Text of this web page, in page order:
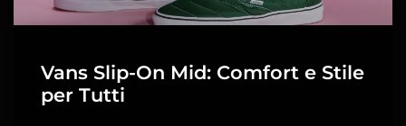
Vans Slip-On Mid: Comfort e Stile
per Tutti